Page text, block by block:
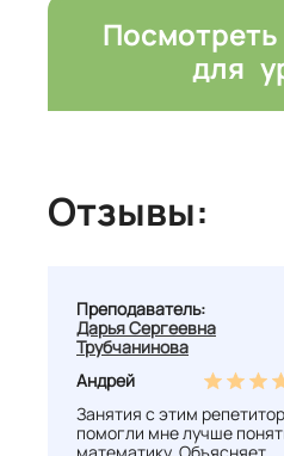
для
Отзывы:
Преподаватель:
Дарья Сергеевна
Трубчанинова
Андрей
Занятия с этим
помогли мне лучше